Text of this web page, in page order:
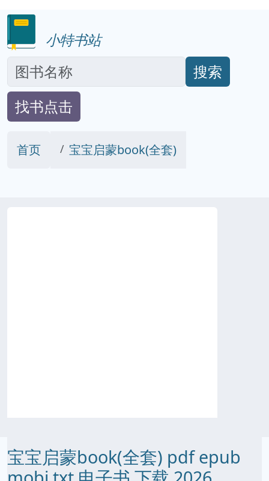
小特书站
搜索
找书点击
首页 宝宝启蒙book(全套)
宝宝启蒙book(全套) pdf epub